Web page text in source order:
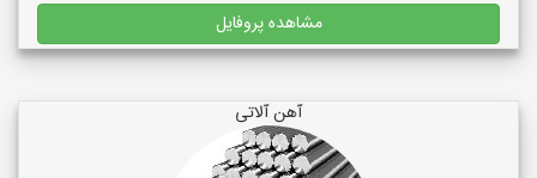
مشاهده پروفایل
آهن آلاتی